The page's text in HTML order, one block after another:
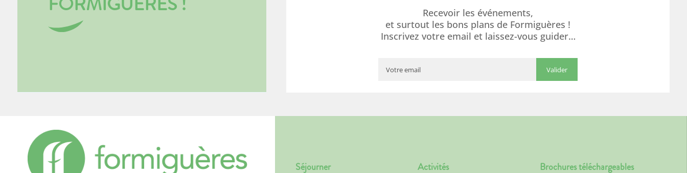
Recevoir les événements,
et surtout les bons plans de Formiguères !
Inscrivez votre email et laissez-vous guider…
Séjourner Activités Brochures téléchargeables